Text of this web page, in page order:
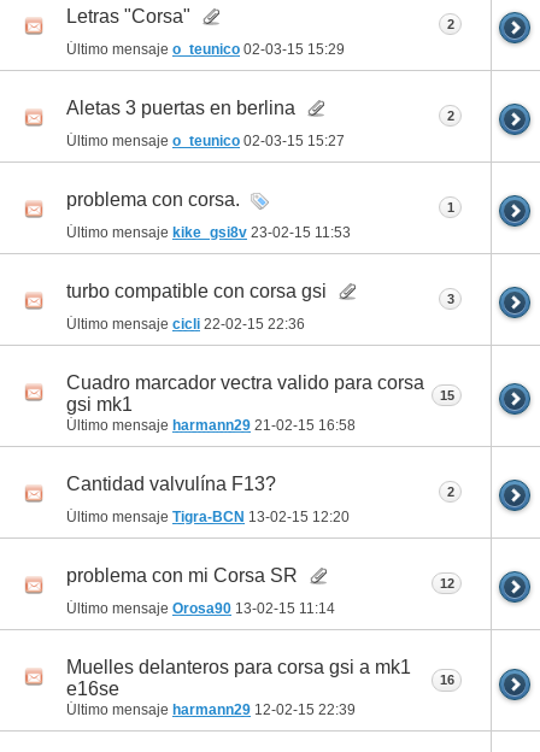
Letras "Corsa"
Último mensaje o_teunico 02-03-15 15:29
2
Aletas 3 puertas en berlina
Último mensaje o_teunico 02-03-15 15:27
2
problema con corsa.
Último mensaje kike_gsi8v 23-02-15 11:53
1
turbo compatible con corsa gsi
Último mensaje cicli 22-02-15 22:36
3
Cuadro marcador vectra valido para corsa
gsi mk1
Último mensaje harmann29 21-02-15 16:58
15
Cantidad valvulína F13?
Último mensaje Tigra-BCN 13-02-15 12:20
2
problema con mi Corsa SR
Último mensaje Orosa90 13-02-15 11:14
12
Muelles delanteros para corsa gsi a mk1
e16se
Último mensaje harmann29 12-02-15 22:39
16